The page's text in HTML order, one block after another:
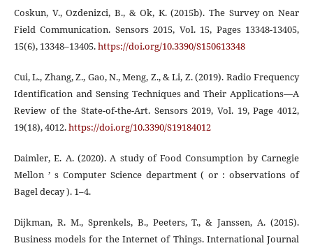
Coskun, V., Ozdenizci, B., & Ok, K. (2015b). The Survey on Near
Field Communication. Sensors 2015, Vol. 15, Pages 13348-13405,
15(6), 13348–13405.https://doi.org/10.3390/S150613348
Cui, L., Zhang, Z., Gao, N., Meng, Z., & Li, Z. (2019). Radio Frequency
Identification and Sensing Techniques and Their Applications—A
Review of the State-of-the-Art. Sensors 2019, Vol. 19, Page 4012,
19(18), 4012.https://doi.org/10.3390/S19184012
Daimler, E. A. (2020). A study of Food Consumption by Carnegie
Mellon ’ s Computer Science department ( or : observations of
Bagel decay ). 1–4.
Dijkman, R. M., Sprenkels, B., Peeters, T., & Janssen, A. (2015).
Business models for the Internet of Things. International Journal